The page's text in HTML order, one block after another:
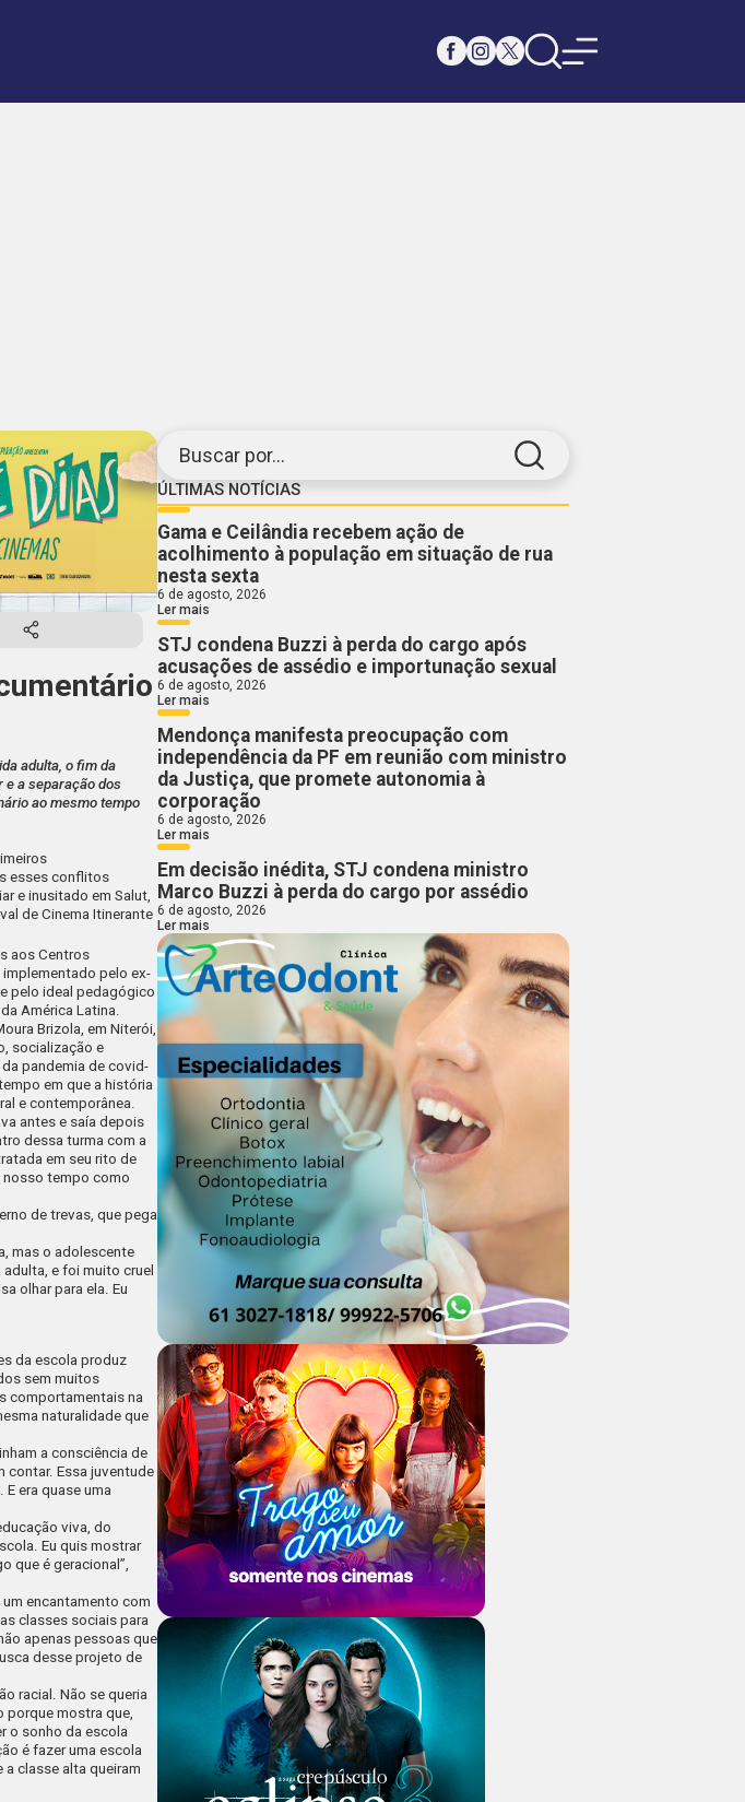
Buscar por...
ÚLTIMAS NOTÍCIAS
Gama e Ceilândia recebem ação de
acolhimento à população em situação de rua
nesta sexta
6 de agosto, 2026
Ler mais
STJ condena Buzzi à perda do cargo após
acusações de assédio e importunação sexual
6 de agosto, 2026
Ler mais
Mendonça manifesta preocupação com
independência da PF em reunião com ministro
da Justiça, que promete autonomia à
corporação
6 de agosto, 2026
Ler mais
Em decisão inédita, STJ condena ministro
Marco Buzzi à perda do cargo por assédio
6 de agosto, 2026
Ler mais
adulta, o fim da
e a separação dos
ao mesmo tempo
esses conflitos
e inusitado emSalut,
de Cinema Itinerante
aos Centros
pelo ex-
pelo ideal pedagógico
América Latina.
Brizola, em Niterói,
socialização e
pandemia de covid-
em que a história
e contemporânea.
antes e saía depois
dessa turma com a
em seu rito de
nosso tempo como
de trevas, que pega
mas o adolescente
e foi muito cruel
olhar para ela. Eu
da escola produz
sem muitos
comportamentais na
naturalidade que
a consciência de
contar. Essa juventude
era quase uma
viva, do
Eu quis mostrar
que é geracional”,
encantamento com
classes sociais para
apenas pessoas que
desse projeto de
racial. Não se queria
porque mostra que,
o sonho da escola
é fazer uma escola
a classe alta queiram